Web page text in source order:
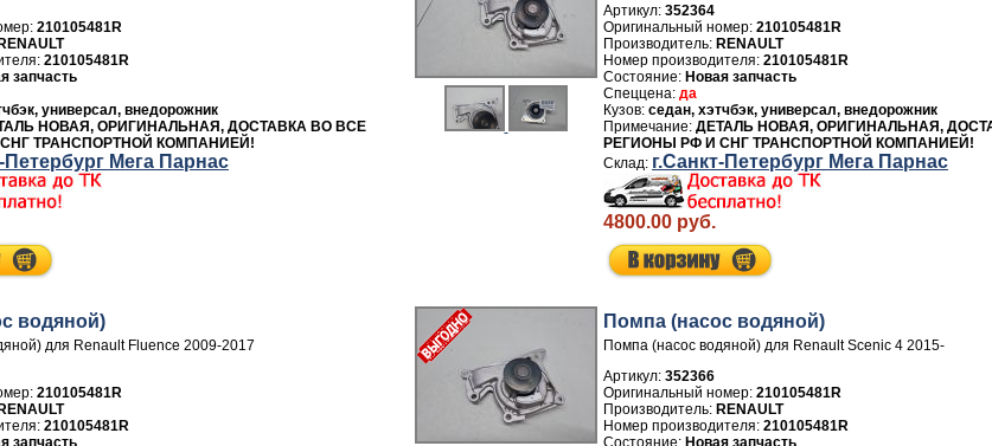
210105481R
210105481R
запчасть
универсал, внедорожник
НОВАЯ, ОРИГИНАЛЬНАЯ, ДОСТАВКА ВО ВСЕ
ТРАНСПОРТНОЙ КОМПАНИЕЙ!
Петербург Мега Парнас
Артикул: 352364
210105481R
Производитель: RENAULT
Номер производителя: 210105481R
Новая запчасть
да
седан, хэтчбэк, универсал, внедорожник
ДЕТАЛЬ НОВАЯ, ОРИГИНАЛЬНАЯ,
РЕГИОНЫ РФ И СНГ ТРАНСПОРТНОЙ КОМПАНИЕЙ!
г.Санкт-Петербург Мега Парнас
4800.00 руб.
водяной)
для Renault Fluence 2009-2017
210105481R
210105481R
запчасть
Помпа (насос водяной)
Помпа (насос водяной) для Renault Scenic 4 2015-
Артикул: 352366
210105481R
Производитель: RENAULT
Номер производителя: 210105481R
Новая запчасть